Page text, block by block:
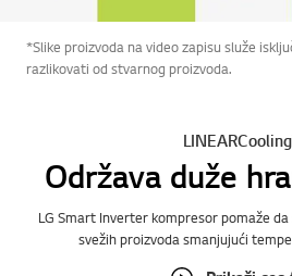
*Slike proizvoda na video zapisu služe
razlikovati od stvarnog proizvoda.
Održava duže
LG Smart Inverter kompresor pomaže
svežih proizvoda smanjujući